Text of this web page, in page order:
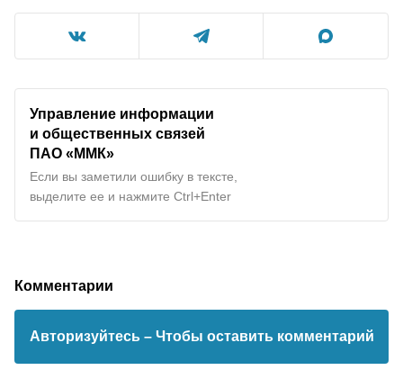
Управление информации
и общественных связей
ПАО «ММК»
Если вы заметили ошибку в тексте,
выделите ее и нажмите Ctrl+Enter
Комментарии
Авторизуйтесь – Чтобы оставить комментарий